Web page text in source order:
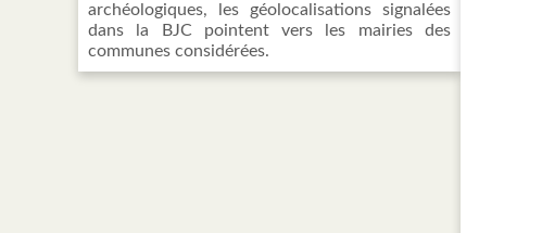
archéologiques, les géolocalisations signalées
dans la BJC pointent vers les mairies des
communes considérées.